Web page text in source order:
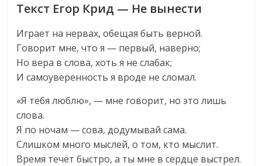
Текст Егор Крид — Не вынести
Играет на нервах, обещая быть верной.
Говорит мне, что я — первый, наверно;
Но вера в слова, хоть я не слабак;
И самоуверенность я вроде не сломал.
«Я тебя люблю», — мне говорит, но это лишь
слова.
Я по ночам — сова, додумывай сама.
Слишком много мыслей, о том, кто мыслит.
Время течёт быстро, а ты мне в сердце выстрел.